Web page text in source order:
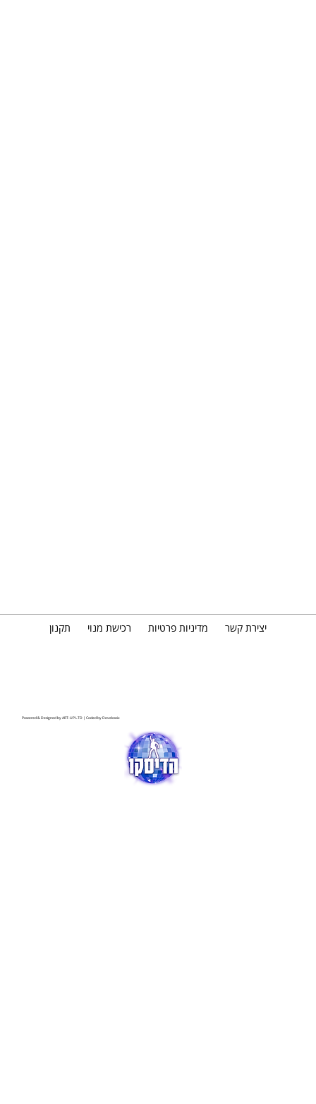
Powered & Designed byART-UP LTD | Coded byDevelowix
תקנון רכישת מנוי מדיניות פרטיות יצירת קשר